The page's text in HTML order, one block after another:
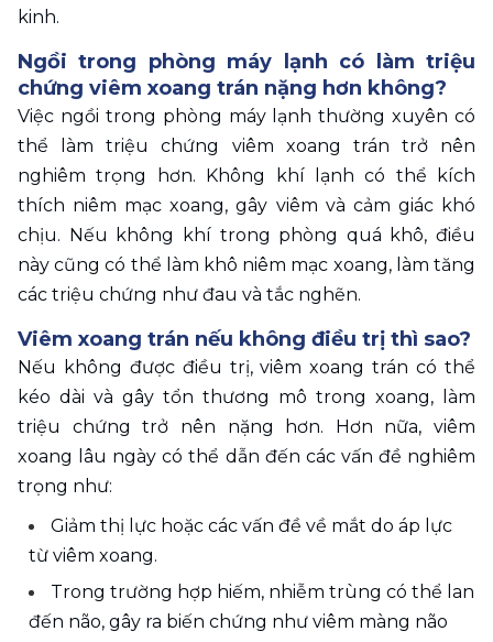
kinh.
Ngồi trong phòng máy lạnh có làm triệu
chứng viêm xoang trán nặng hơn không?
Việc ngồi trong phòng máy lạnh thường xuyên có
thể làm triệu chứng viêm xoang trán trở nên
nghiêm trọng hơn. Không khí lạnh có thể kích
thích niêm mạc xoang, gây viêm và cảm giác khó
chịu. Nếu không khí trong phòng quá khô, điều
này cũng có thể làm khô niêm mạc xoang, làm tăng
các triệu chứng như đau và tắc nghẽn.
Viêm xoang trán nếu không điều trị thì sao?
Nếu không được điều trị, viêm xoang trán có thể
kéo dài và gây tổn thương mô trong xoang, làm
triệu chứng trở nên nặng hơn. Hơn nữa, viêm
xoang lâu ngày có thể dẫn đến các vấn đề nghiêm
trọng như:
Giảm thị lực hoặc các vấn đề về mắt do áp lực
từ viêm xoang.
Trong trường hợp hiếm, nhiễm trùng có thể lan
đến não, gây ra biến chứng như viêm màng não